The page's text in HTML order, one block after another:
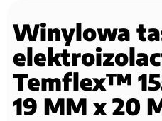
Winylowa
Temflex™
19 MM x 20